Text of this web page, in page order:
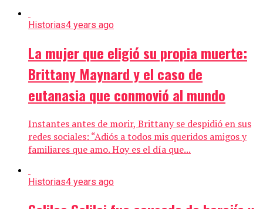
Historias4 years ago
La mujer que eligió su propia muerte:
Brittany Maynard y el caso de
eutanasia que conmovió al mundo
Instantes antes de morir, Brittany se despidió en sus
redes sociales: “Adiós a todos mis queridos amigos y
familiares que amo. Hoy es el día que...
Historias4 years ago